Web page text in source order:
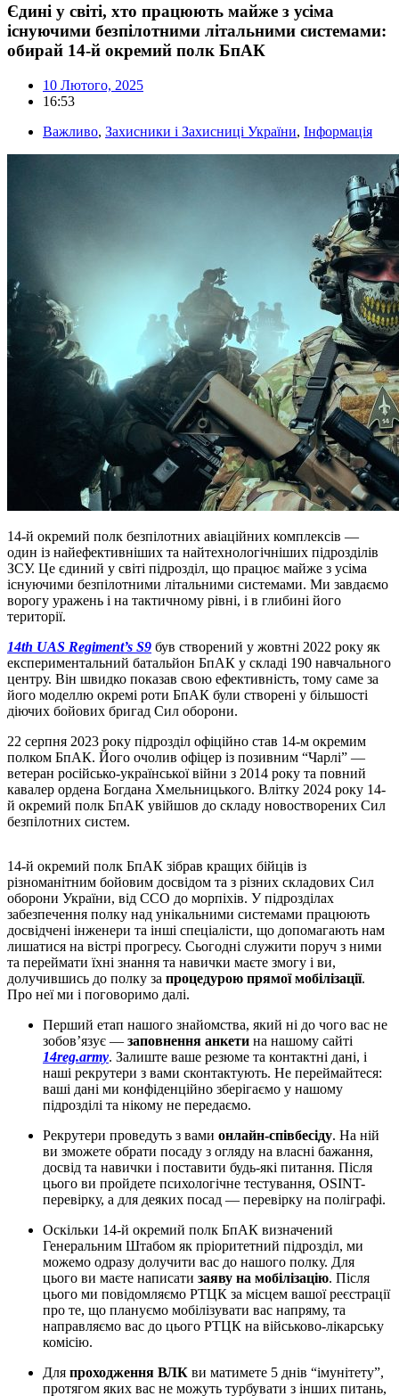
Єдині у світі, хто працюють майже з усіма
існуючими безпілотними літальними системами:
обирай 14-й окремий полк БпАК
10 Лютого, 2025
16:53
Важливо, Захисники і Захисниці України, Інформація
14-й окремий полк безпілотних авіаційних комплексів —
один із найефективніших та найтехнологічніших підрозділів
ЗСУ. Це єдиний у світі підрозділ, що працює майже з усіма
існуючими безпілотними літальними системами. Ми завдаємо
ворогу уражень і на тактичному рівні, і в глибині його
території.
14th UAS Regiment’s S9 був створений у жовтні 2022 року як
експериментальний батальйон БпАК у складі 190 навчального
центру. Він швидко показав свою ефективність, тому саме за
його моделлю окремі роти БпАК були створені у більшості
діючих бойових бригад Сил оборони.
22 серпня 2023 року підрозділ офіційно став 14-м окремим
полком БпАК. Його очолив офіцер із позивним “Чарлі” —
ветеран російсько-української війни з 2014 року та повний
кавалер ордена Богдана Хмельницького. Влітку 2024 року 14-
й окремий полк БпАК увійшов до складу новостворених Сил
безпілотних систем.
14-й окремий полк БпАК зібрав кращих бійців із
різноманітним бойовим досвідом та з різних складових Сил
оборони України, від ССО до морпіхів. У підрозділах
забезпечення полку над унікальними системами працюють
досвідчені інженери та інші спеціалісти, що допомагають нам
лишатися на вістрі прогресу. Сьогодні служити поруч з ними
та переймати їхні знання та навички маєте змогу і ви,
долучившись до полку за процедурою прямої мобілізації.
Про неї ми і поговоримо далі.
Перший етап нашого знайомства, який ні до чого вас не
зобовʼязує — заповнення анкети на нашому сайті
14reg.army. Залиште ваше резюме та контактні дані, і
наші рекрутери з вами сконтактують. Не переймайтеся:
ваші дані ми конфіденційно зберігаємо у нашому
підрозділі та нікому не передаємо.
Рекрутери проведуть з вами онлайн-співбесіду. На ній
ви зможете обрати посаду з огляду на власні бажання,
досвід та навички і поставити будь-які питання. Після
цього ви пройдете психологічне тестування, OSINT-
перевірку, а для деяких посад — перевірку на поліграфі.
Оскільки 14-й окремий полк БпАК визначений
Генеральним Штабом як пріоритетний підрозділ, ми
можемо одразу долучити вас до нашого полку. Для
цього ви маєте написати заяву на мобілізацію. Після
цього ми повідомляємо РТЦК за місцем вашої реєстрації
про те, що плануємо мобілізувати вас напряму, та
направляємо вас до цього РТЦК на військово-лікарську
комісію.
Для проходження ВЛК ви матимете 5 днів “імунітету”,
протягом яких вас не можуть турбувати з інших питань,